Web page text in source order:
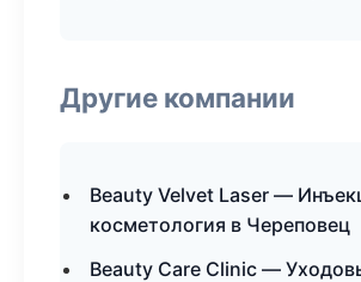
Другие компании
Beauty Velvet Laser —
косметология в Череповец
Beauty Care Clinic —